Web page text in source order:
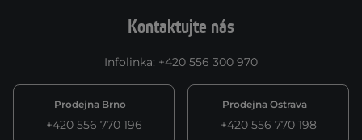
Kontaktujte nás
Infolinka: +420 556 300 970
Prodejna Brno
+420 556 770 196
Prodejna Ostrava
+420 556 770 198